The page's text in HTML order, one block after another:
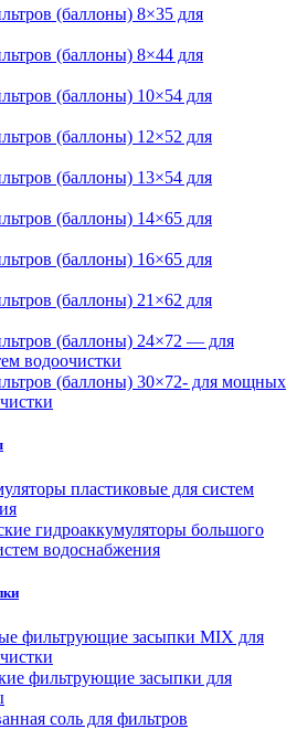
(баллоны) 8×35 для
(баллоны) 8×44 для
(баллоны) 10×54 для
(баллоны) 12×52 для
(баллоны) 13×54 для
(баллоны) 14×65 для
(баллоны) 16×65 для
(баллоны) 21×62 для
(баллоны) 24×72 — для
водоочистки
(баллоны) 30×72- для мощных
пластиковые для систем
гидроаккумуляторы большого
водоснабжения
фильтрующие засыпки MIX для
фильтрующие засыпки для
соль для фильтров